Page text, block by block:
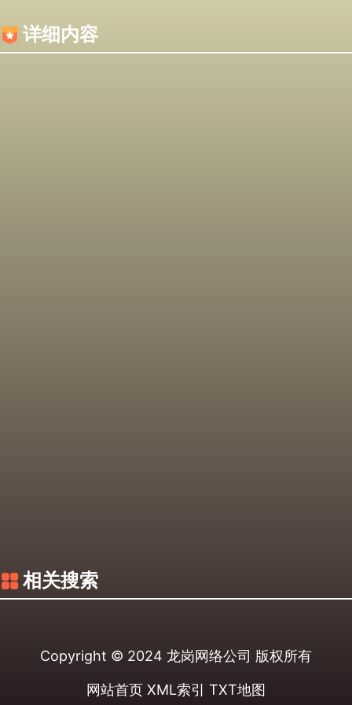
详细内容
相关搜索
Copyright © 2024 龙岗网络公司 版权所有
网站首页 XML索引 TXT地图